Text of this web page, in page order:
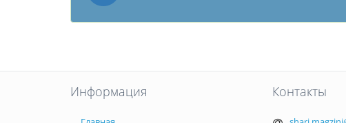
Информация Контакты